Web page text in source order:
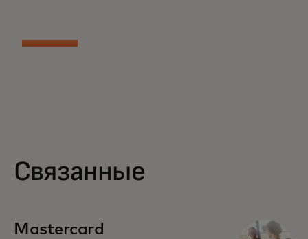
Связанные
Mastercard
opens in a new tab